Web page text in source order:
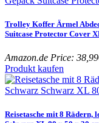
Trolley Koffer Ärmel
Suitcase Protector Cover
Amazon.de Price: 38,99
Produkt kaufen
Reisetasche mit 8 Rädern,